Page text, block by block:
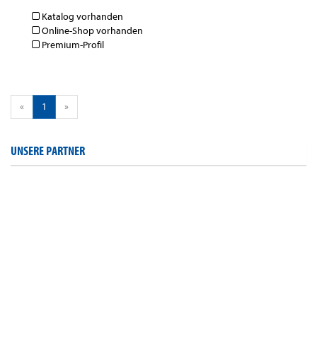
Katalog vorhanden
Online-Shop vorhanden
Premium-Profil
« 1 »
UNSERE PARTNER